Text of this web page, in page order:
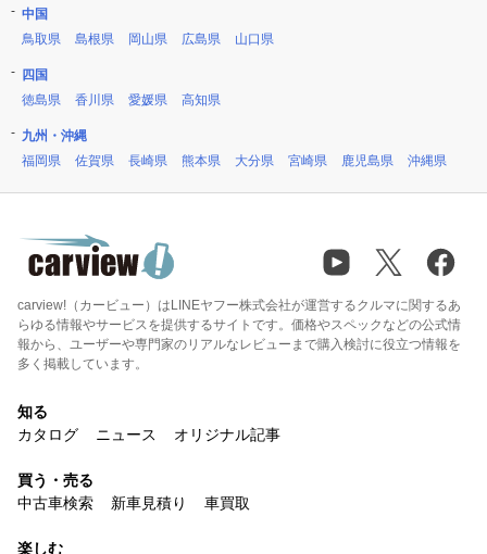
中国
鳥取県
島根県 岡山県 広島県 山口県
四国
徳島県
香川県 愛媛県 高知県
九州・沖縄
福岡県
佐賀県 長崎県 熊本県 大分県 宮崎県 鹿児島県 沖縄県
carview!（カービュー）はLINEヤフー株式会社が運営するクルマに関するあ
らゆる情報やサービスを提供するサイトです。価格やスペックなどの公式情
報から、ユーザーや専門家のリアルなレビューまで購入検討に役立つ情報を
多く掲載しています。
知る
カタログ
ニュース オリジナル記事
買う・売る
中古車検索
新車見積り 車買取
楽しむ